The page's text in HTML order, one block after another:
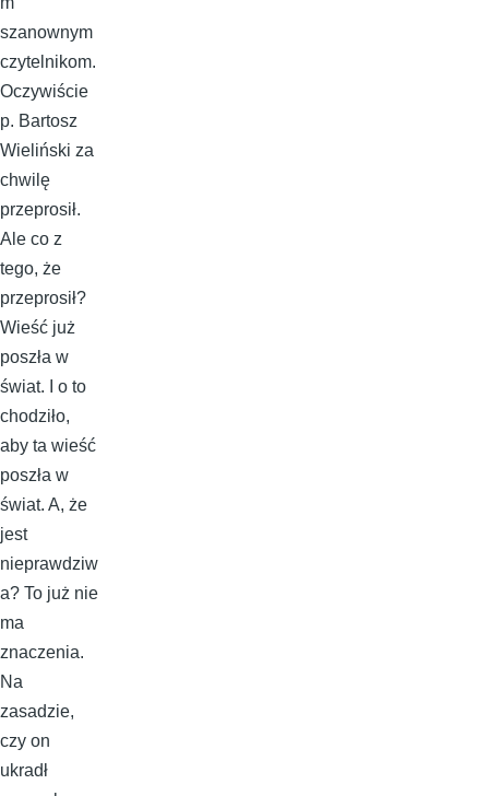
szanownym
czytelnikom.
Oczywiście
p. Bartosz
Wieliński za
chwilę
przeprosił.
Ale co z
tego, że
przeprosił?
Wieść już
poszła w
świat. I o to
chodziło,
aby ta wieść
poszła w
świat. A, że
jest
nieprawdziw
a? To już nie
ma
znaczenia.
Na
zasadzie,
czy on
ukradł